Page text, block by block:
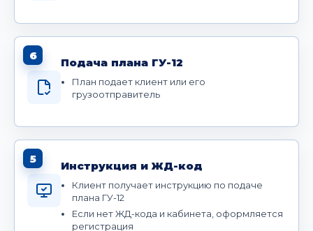
6
Подача плана ГУ-12
План подает клиент или его
грузоотправитель
5
Инструкция и ЖД-код
Клиент получает инструкцию по подаче
плана ГУ-12
Если нет ЖД-кода и кабинета, оформляется
регистрация